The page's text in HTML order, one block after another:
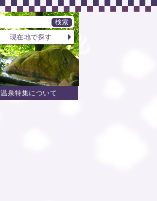
温泉特集について
現在地で探す